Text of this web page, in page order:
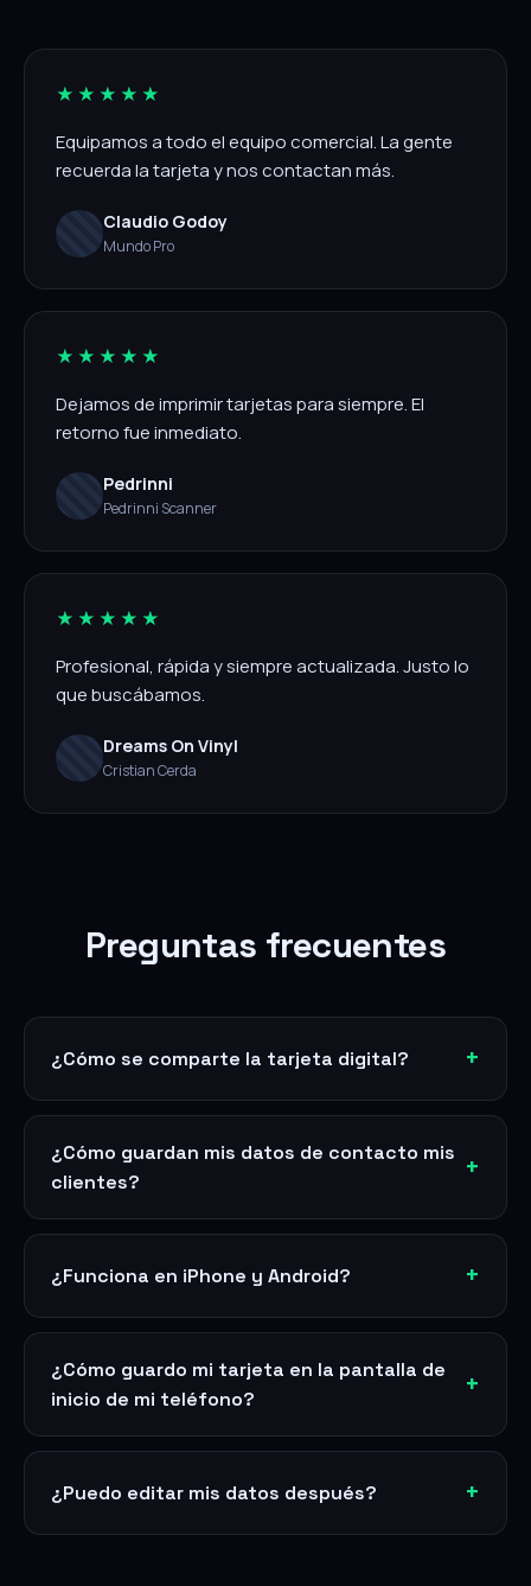
★★★★★
Equipamos a todo el equipo comercial. La gente
recuerda la tarjeta y nos contactan más.
Claudio Godoy
Mundo Pro
★★★★★
Dejamos de imprimir tarjetas para siempre. El
retorno fue inmediato.
Pedrinni
Pedrinni Scanner
★★★★★
Profesional, rápida y siempre actualizada. Justo lo
que buscábamos.
Dreams On Vinyl
Cristian Cerda
Preguntas frecuentes
¿Cómo se comparte la tarjeta digital?
¿Cómo guardan mis datos de contacto mis
clientes?
¿Funciona en iPhone y Android?
¿Cómo guardo mi tarjeta en la pantalla de
inicio de mi teléfono?
¿Puedo editar mis datos después?